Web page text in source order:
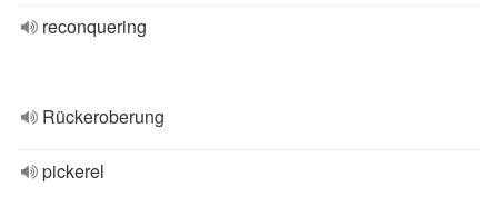
reconquering
Rückeroberung
pickerel